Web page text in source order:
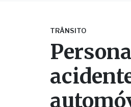
Ronaldo Guizo